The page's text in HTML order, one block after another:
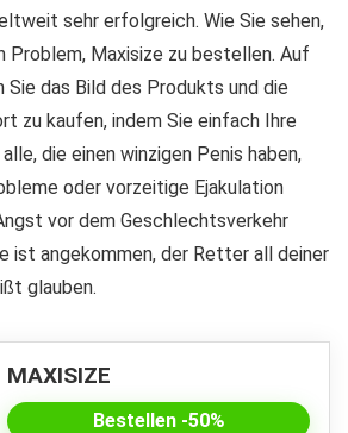
sehr erfolgreich. Wie Sie sehen,
Problem, Maxisize zu bestellen. Auf
das Bild des Produkts und die
zu kaufen, indem Sie einfach Ihre
die einen winzigen Penis haben,
oder vorzeitige Ejakulation
vor dem Geschlechtsverkehr
ist angekommen, der Retter all deiner
glauben.
MAXISIZE
Bestellen -50%